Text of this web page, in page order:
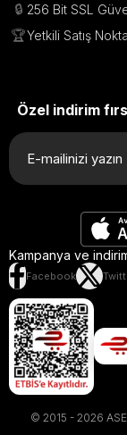
🔒 256 Bit SSL
🏆Yetkili Satış
Özel indirim
Kampanya ve
Facebook
© 2015 - 2026